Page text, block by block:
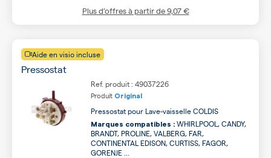
Plus d’offres à partir de9,07 €
Aide en visio incluse
Pressostat
Ref. produit : 49037226
Produit Original
Pressostat pour Lave-vaisselle COLDIS
Marques compatibles : WHIRLPOOL, CANDY,
BRANDT, PROLINE, VALBERG, FAR,
CONTINENTAL EDISON, CURTISS, FAGOR,
GORENJE ...